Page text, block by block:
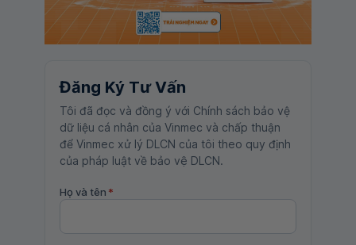
Đăng Ký Tư Vấn
Tôi đã đọc và đồng ý với Chính sách bảo vệ
dữ liệu cá nhân của Vinmec và chấp thuận
để Vinmec xử lý DLCN của tôi theo quy định
của pháp luật về bảo vệ DLCN.
Họ và tên *